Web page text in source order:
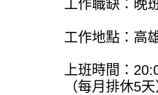
工作職缺：晚
工作地點：高
上班時間：
（每月排休5天